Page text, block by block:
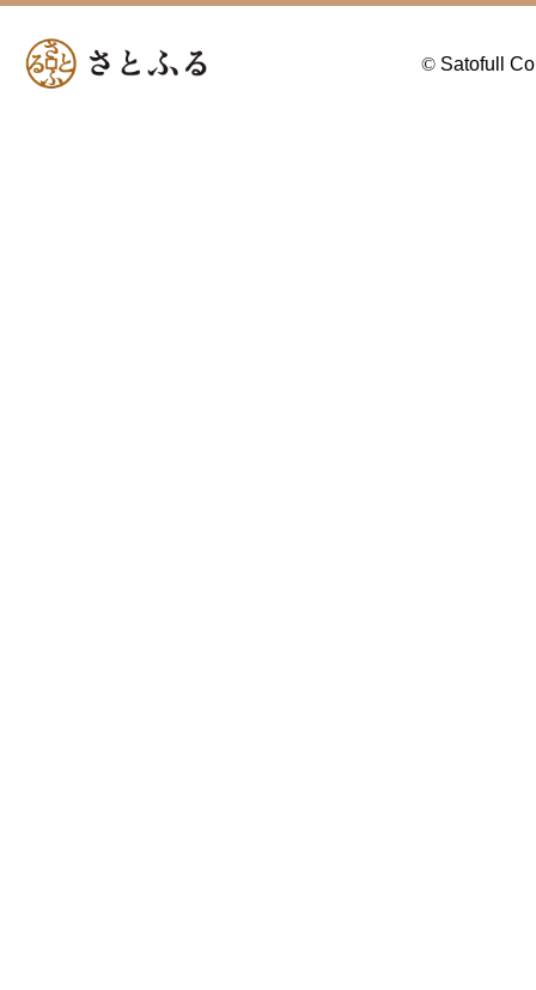
© Satofull